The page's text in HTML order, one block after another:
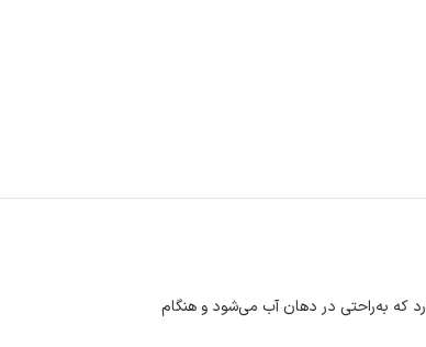
که به‌راحتی در دهان آب می‌شود و هنگام